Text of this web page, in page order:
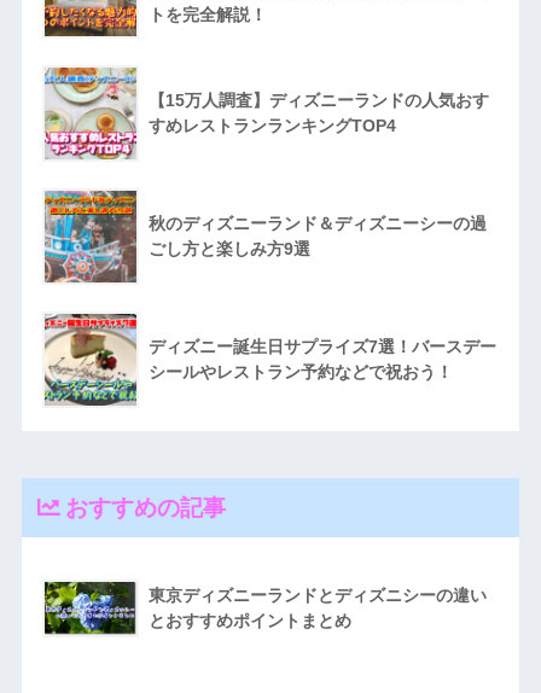
トを完全解説！
【15万人調査】ディズニーランドの人気おす
すめレストランランキングTOP4
秋のディズニーランド＆ディズニーシーの過
ごし方と楽しみ方9選
ディズニー誕生日サプライズ7選！バースデー
シールやレストラン予約などで祝おう！
おすすめの記事
東京ディズニーランドとディズニシーの違い
とおすすめポイントまとめ